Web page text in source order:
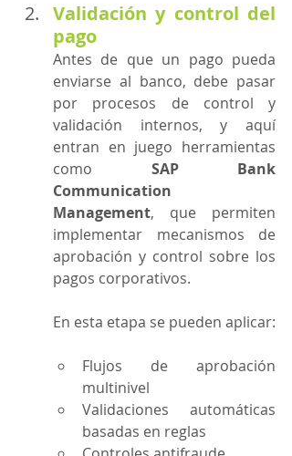
Validación y control del
pago
Antes de que un pago pueda
enviarse al banco, debe pasar
por procesos de control y
validación internos, y aquí
entran en juego herramientas
como SAP Bank
Communication
Management, que permiten
implementar mecanismos de
aprobación y control sobre los
pagos corporativos.
En esta etapa se pueden aplicar:
Flujos de aprobación
multinivel
Validaciones automáticas
basadas en reglas